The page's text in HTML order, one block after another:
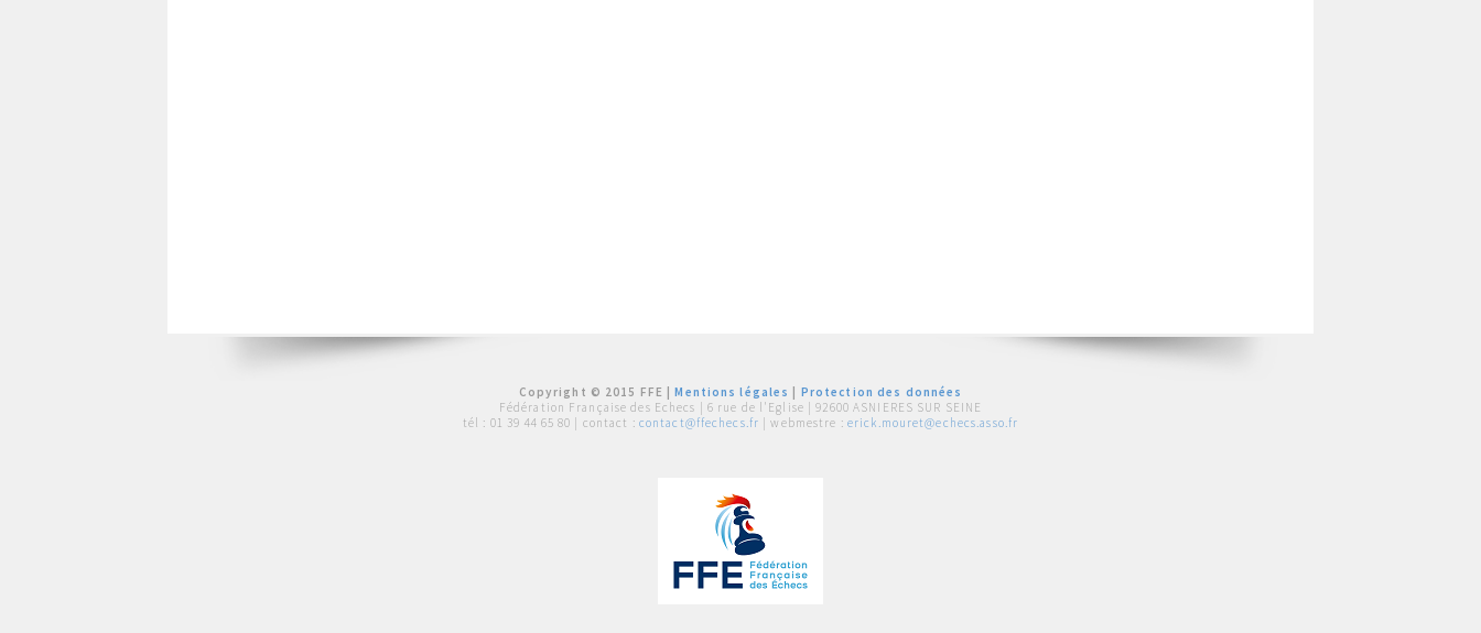
Copyright © 2015 FFE |Mentions légales
Protection des données
Fédération Française des Echecs | 6 rue de l'Eglise | 92600 ASNIERES SUR SEINE
tél : 01 39 44 65 80 | contact : contact@ffechecs.fr | webmestre : erick.mouret@echecs.asso.fr